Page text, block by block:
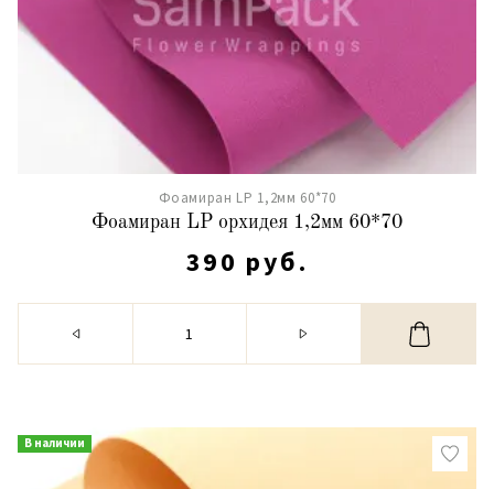
Фоамиран LP 1,2мм 60*70
Фоамиран LP орхидея 1,2мм 60*70
390 руб.
В наличии